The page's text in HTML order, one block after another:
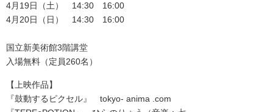
4月19日（土） 14:30 16:00
4月20日（日） 14:30 16:00
国立新美術館3階講堂
入場無料（定員260名）
【上映作品】
『鼓動するピクセル』 tokyo- anima .com